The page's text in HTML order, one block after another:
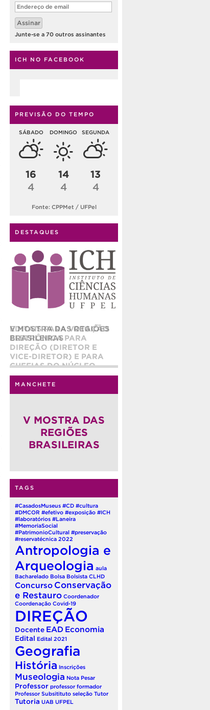
Endereço
de
email
Assinar
Junte-se a 70 outros assinantes
ICH NO FACEBOOK
PREVISÃO DO TEMPO
SÁBADO
16
4
DOMINGO
14
4
SEGUNDA
13
4
Fonte: CPPMet / UFPel
DESTAQUES
EDITAIS PARA VOTAÇÃO
ELETRÔNICA PARA
DIREÇÃO (DIRETOR E
VICE-DIRETOR) E PARA
CHEFIAS DO NÚCLEO
ADMINISTRATIVO (CHEFE
E CHEFE ADJUNTO) DO
INSTITUTO DE CIÊNCIAS
MANCHETE
V MOSTRA DAS
REGIÕES
BRASILEIRAS
TAGS
#CasadosMuseus #CD #cultura
#DMCOR #efetivo #exposição #ICH
#laboratórios #Laneira
#MemoriaSocial
#PatrimonioCultural #preservação
#reservatécnica 2022
Antropologia e
Arqueologia aula
Bacharelado Bolsa Bolsista CLHD
Concurso Conservação
e Restauro Coordenador
Coordenação Covid-19
DIREÇÃO
Docente EAD Economia
Edital Edital 2021
Geografia
História Inscrições
Museologia Nota Pesar
Professor professor formador
Professor Subsitituto seleção Tutor
Tutoria UAB UFPEL